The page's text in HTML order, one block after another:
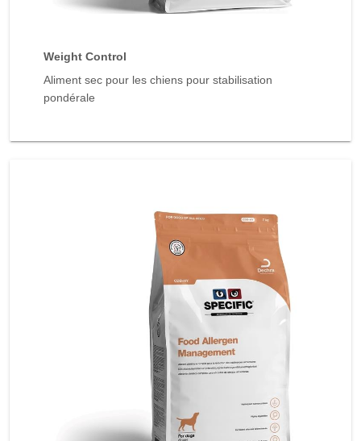
Weight Control
Aliment sec pour les chiens pour stabilisation
pondérale